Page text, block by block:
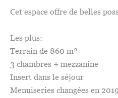
Cet espace offre de belles
Les plus:
Terrain de 860 m²
3 chambres + mezzanine
Insert dans le séjour
Menuiseries changées en